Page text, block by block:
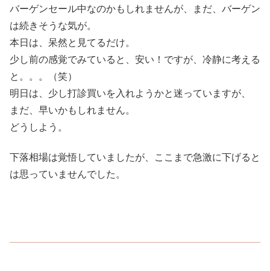
バーゲンセール中なのかもしれませんが、まだ、バーゲン
は続きそうな気が。
本日は、呆然と見てるだけ。
少し前の感覚でみていると、安い！ですが、冷静に考える
と。。。（笑）
明日は、少し打診買いを入れようかと迷っていますが、
まだ、早いかもしれません。
どうしよう。
下落相場は覚悟していましたが、ここまで急激に下げると
は思っていませんでした。